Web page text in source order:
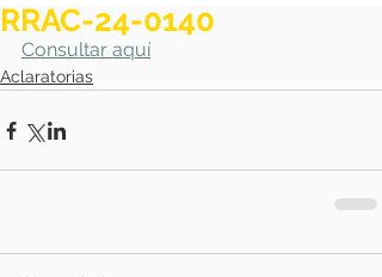
RRAC-24-0140
Consultar aquí
Aclaratorias